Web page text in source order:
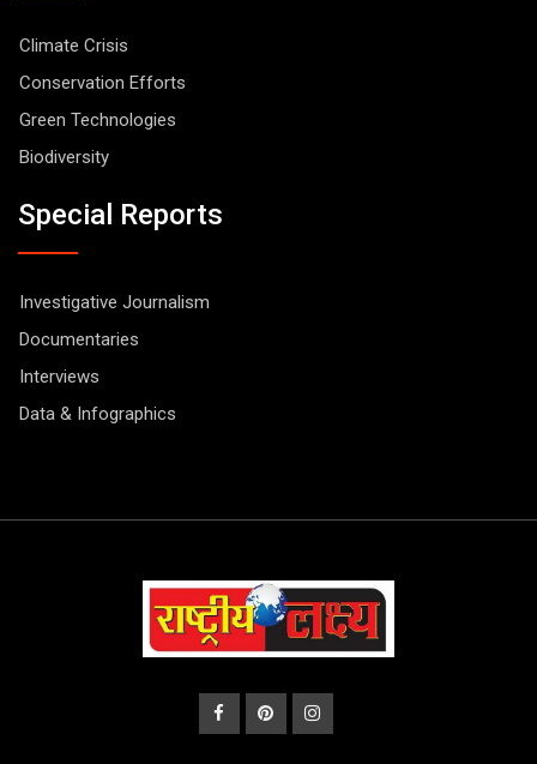
Climate Crisis
Conservation Efforts
Green Technologies
Biodiversity
Special Reports
Investigative Journalism
Documentaries
Interviews
Data & Infographics